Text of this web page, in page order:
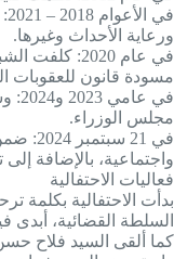
ورعاية الأحداث وغيرها.
في عام
مسودة قانون للعقوبات
في
مجلس الوزراء.
في 21
واجتماعية، بالإضافة إلى
فعاليات الاحتفالية
بدأت الاحتفالية
السلطة القضائية، أبدى
كما ألقى السيد فلاح